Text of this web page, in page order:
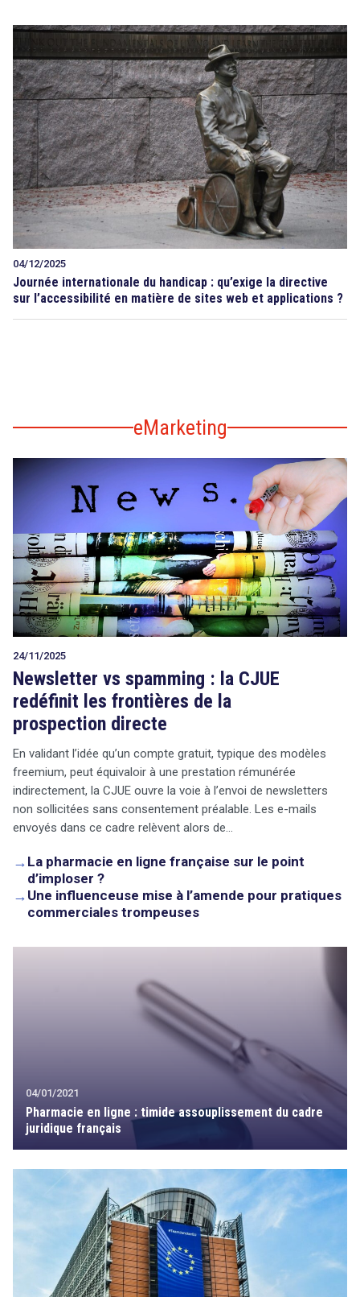
04/12/2025
Journée internationale du handicap : qu’exige la directive
sur l’accessibilité en matière de sites web et applications ?
eMarketing
24/11/2025
Newsletter vs spamming : la CJUE
redéfinit les frontières de la
prospection directe
En validant l’idée qu’un compte gratuit, typique des modèles
freemium, peut équivaloir à une prestation rémunérée
indirectement, la CJUE ouvre la voie à l’envoi de newsletters
non sollicitées sans consentement préalable. Les e-mails
envoyés dans ce cadre relèvent alors de…
→ La pharmacie en ligne française sur le point
d’imploser ?
→ Une influenceuse mise à l’amende pour pratiques
commerciales trompeuses
04/01/2021
Pharmacie en ligne : timide assouplissement du cadre
juridique français